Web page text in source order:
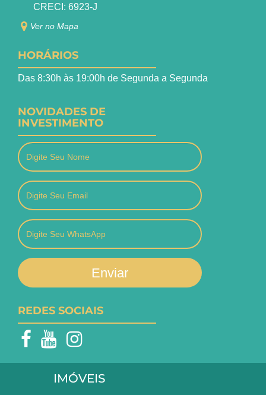
CRECI: 6923-J
Ver no Mapa
HORÁRIOS
Das 8:30h às 19:00h de Segunda a Segunda
NOVIDADES DE
INVESTIMENTO
Enviar
REDES SOCIAIS
IMÓVEIS